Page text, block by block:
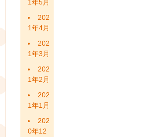
1年5月
202
1年4月
202
1年3月
202
1年2月
202
1年1月
202
0年12